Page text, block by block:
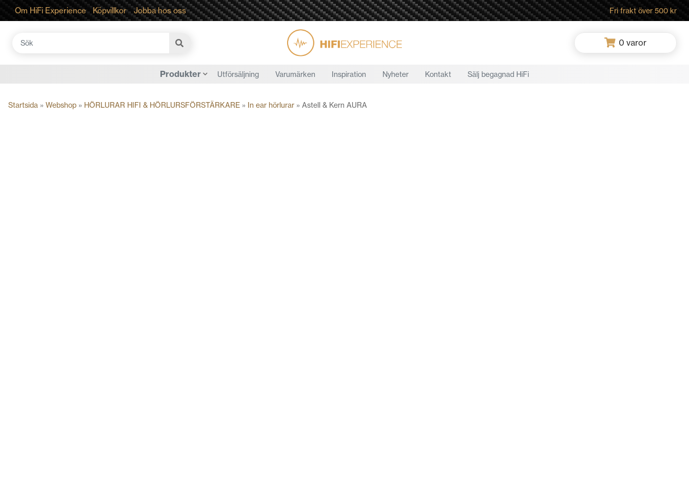
Om HiFi Experience Köpvillkor Jobba hos oss Fri frakt över 500 kr
Sök
0 varor
Produkter Utförsäljning Varumärken Inspiration Nyheter Kontakt Sälj begagnad HiFi
Startsida » Webshop » HÖRLURAR HIFI & HÖRLURSFÖRSTÄRKARE » In ear hörlurar » Astell & Kern AURA